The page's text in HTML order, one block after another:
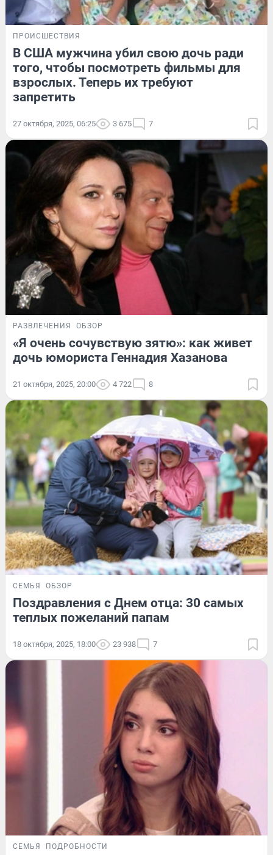
ПРОИСШЕСТВИЯ
В США мужчина убил свою дочь ради
того, чтобы посмотреть фильмы для
взрослых. Теперь их требуют
запретить
27 октября, 2025, 06:25 3 675 7
РАЗВЛЕЧЕНИЯ ОБЗОР
«Я очень сочувствую зятю»: как живет
дочь юмориста Геннадия Хазанова
21 октября, 2025, 20:00 4 722 8
СЕМЬЯ ОБЗОР
Поздравления с Днем отца: 30 самых
теплых пожеланий папам
18 октября, 2025, 18:00 23 938 7
СЕМЬЯ ПОДРОБНОСТИ